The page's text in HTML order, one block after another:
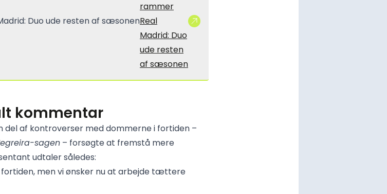
rammer
Real
Madrid: Duo
ude resten
af sæsonen
kommentar
del af kontroverser med dommerne i fortiden –
sagen – forsøgte at fremstå mere
udtaler således:
fortiden, men vi ønsker nu at arbejde tættere